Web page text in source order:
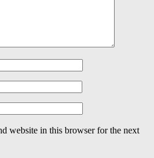
website in this browser for the next